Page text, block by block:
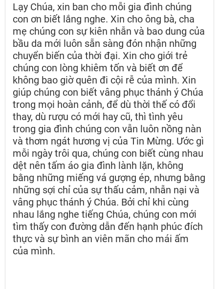
Lạy Chúa, xin ban cho mỗi gia đình chúng
con ơn biết lắng nghe. Xin cho ông bà, cha
mẹ chúng con sự kiên nhẫn và bao dung của
bầu da mới luôn sẵn sàng đón nhận những
chuyển biến của thời đại. Xin cho giới trẻ
chúng con lòng khiêm tốn và biết ơn để
không bao giờ quên đi cội rễ của mình. Xin
giúp chúng con biết vâng phục thánh ý Chúa
trong mọi hoàn cảnh, để dù thời thế có đổi
thay, dù rượu có mới hay cũ, thì tình yêu
trong gia đình chúng con vẫn luôn nồng nàn
và thơm ngát hương vị của Tin Mừng. Ước gì
mỗi ngày trôi qua, chúng con biết cùng nhau
dệt nên tấm áo gia đình lành lặn, không
bằng những miếng vá gượng ép, nhưng bằng
những sợi chỉ của sự thấu cảm, nhẫn nại và
vâng phục thánh ý Chúa. Bởi chỉ khi cùng
nhau lắng nghe tiếng Chúa, chúng con mới
tìm thấy con đường dẫn đến hạnh phúc đích
thực và sự bình an viên mãn cho mái ấm
của mình.